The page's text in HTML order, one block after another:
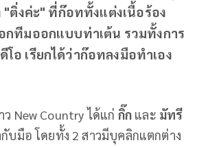
"ติ่งค่ะ" ที่ก๊อททั้งแต่งเนื้อร้อง
กทีมออกแบบท่าเต้น รวมทั้งการ
อ เรียกได้ว่าก๊อทลงมือทำเอง
New Country ได้แก่ กิ๊กและ มัทรี
บมือ โดยทั้ง 2 สาวมีบุคลิกแตกต่าง